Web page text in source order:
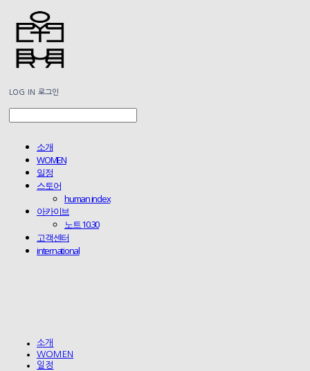
LOG IN 로그인
소개
WOMEN
일정
스토어
human index
아카이브
노트 10.30
고객센터
international
소개
WOMEN
일정